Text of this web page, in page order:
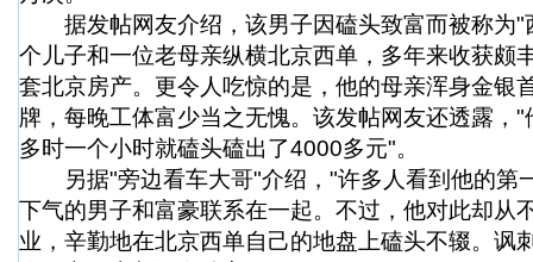
据发帖网友介绍，该男子因磕头致富而被称为"
个儿子和一位老母亲纵横北京西单，多年来收获颇
套北京房产。更令人吃惊的是，他的母亲浑身金银
牌，每晚工体富少当之无愧。该发帖网友还透露，
多时一个小时就磕头磕出了4000多元"。
另据"旁边看车大哥"介绍，"许多人看到他的第
下气的男子和富豪联系在一起。不过，他对此却从
业，辛勤地在北京西单自己的地盘上磕头不辍。讽